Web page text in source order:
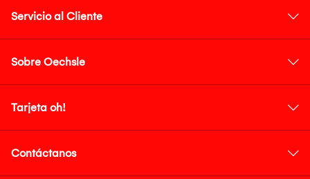
Servicio al Cliente
Sobre Oechsle
Tarjeta oh!
Contáctanos